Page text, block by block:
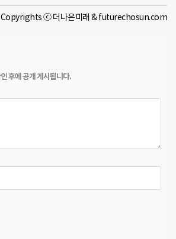
Copyrights ⓒ 더나은미래 & futurechosun.com